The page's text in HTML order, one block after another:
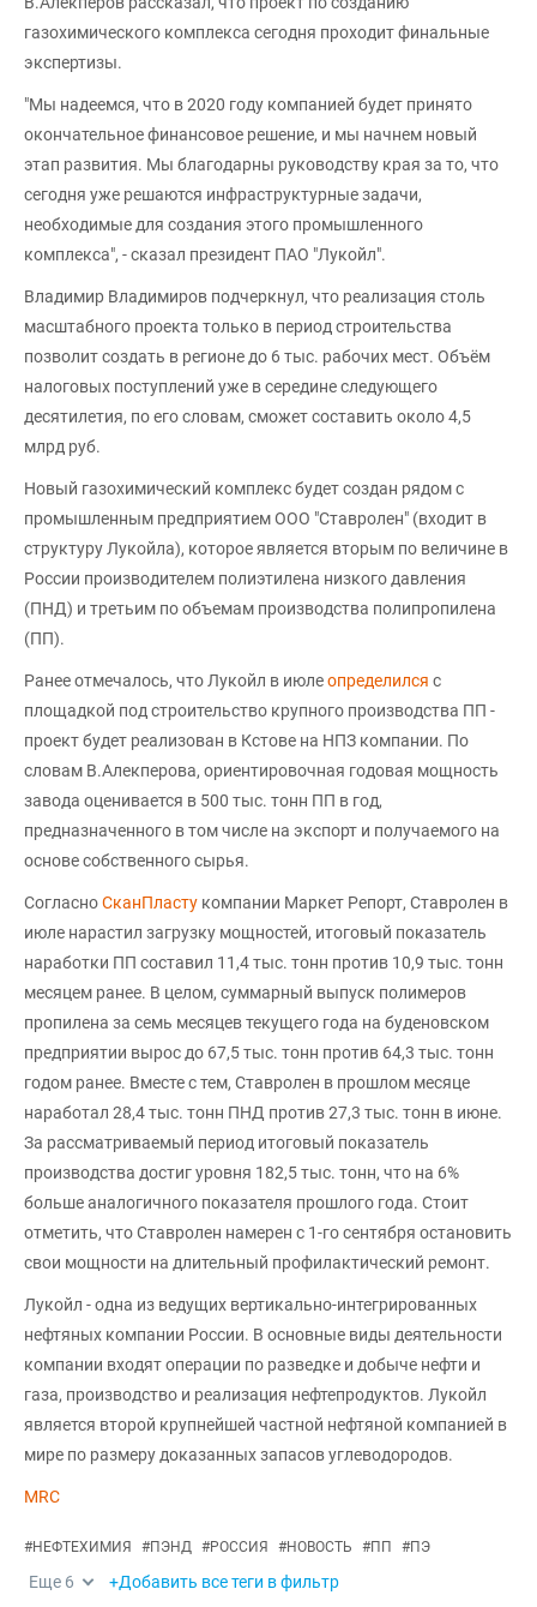
газохимического комплекса сегодня проходит финальные
экспертизы.
"Мы надеемся, что в 2020 году компанией будет принято
окончательное финансовое решение, и мы начнем новый
этап развития. Мы благодарны руководству края за то, что
сегодня уже решаются инфраструктурные задачи,
необходимые для создания этого промышленного
комплекса", - сказал президент ПАО "Лукойл".
Владимир Владимиров подчеркнул, что реализация столь
масштабного проекта только в период строительства
позволит создать в регионе до 6 тыс. рабочих мест. Объём
налоговых поступлений уже в середине следующего
десятилетия, по его словам, сможет составить около 4,5
млрд руб.
Новый газохимический комплекс будет создан рядом с
промышленным предприятием ООО "Ставролен" (входит в
структуру Лукойла), которое является вторым по величине в
России производителем полиэтилена низкого давления
(ПНД) и третьим по объемам производства полипропилена
(ПП).
Ранее отмечалось, что Лукойл в июлеопределился с
площадкой под строительство крупного производства ПП -
проект будет реализован в Кстове на НПЗ компании. По
словам В.Алекперова, ориентировочная годовая мощность
завода оценивается в 500 тыс. тонн ПП в год,
предназначенного в том числе на экспорт и получаемого на
основе собственного сырья.
СогласноСканПласту компании Маркет Репорт, Cтавролен в
июле нарастил загрузку мощностей, итоговый показатель
наработки ПП составил 11,4 тыс. тонн против 10,9 тыс. тонн
месяцем ранее. В целом, суммарный выпуск полимеров
пропилена за семь месяцев текущего года на буденовском
предприятии вырос до 67,5 тыс. тонн против 64,3 тыс. тонн
годом ранее. Вместе с тем, Ставролен в прошлом месяце
наработал 28,4 тыс. тонн ПНД против 27,3 тыс. тонн в июне.
За рассматриваемый период итоговый показатель
производства достиг уровня 182,5 тыс. тонн, что на 6%
больше аналогичного показателя прошлого года. Стоит
отметить, что Ставролен намерен с 1-го сентября остановить
свои мощности на длительный профилактический ремонт.
Лукойл - одна из ведущих вертикально-интегрированных
нефтяных компании России. В основные виды деятельности
компании входят операции по разведке и добыче нефти и
газа, производство и реализация нефтепродуктов. Лукойл
является второй крупнейшей частной нефтяной компанией в
мире по размеру доказанных запасов углеводородов.
MRC
#НЕФТЕХИМИЯ #ПЭНД #РОССИЯ #НОВОСТЬ #ПП #ПЭ
Еще 6 +Добавить все теги в фильтр